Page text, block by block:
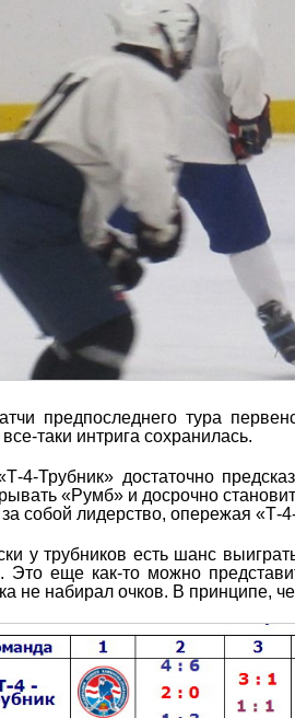
предпоследнего тура
таки интрига сохранилась.
4-Трубник» достаточно
«Румб» и досрочно
собой лидерство, опережая «Т-
у трубников есть шанс
Это еще как-то можно
не набирал очков. В принципе,